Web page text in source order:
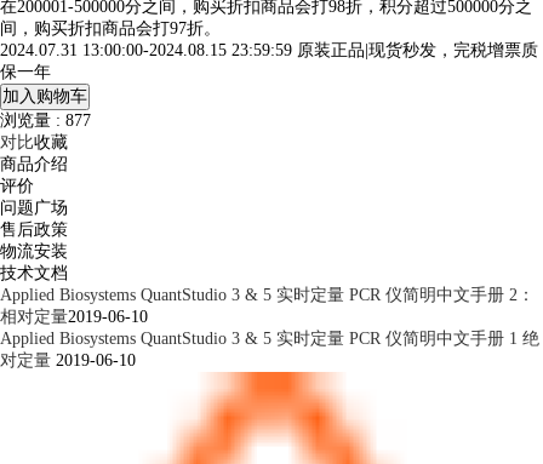
在200001-500000分之间，购买折扣商品会打98折，积分超过500000分之
间，购买折扣商品会打97折。
2024.07.31 13:00:00-2024.08.15 23:59:59 原装正品|现货秒发，完税增票质
保一年
加入购物车
浏览量 : 877
对比收藏
商品介绍
评价
问题广场
售后政策
物流安装
技术文档
Applied Biosystems QuantStudio 3 & 5 实时定量 PCR 仪简明中文手册 2：
相对定量2019-06-10
Applied Biosystems QuantStudio 3 & 5 实时定量 PCR 仪简明中文手册 1 绝
对定量 2019-06-10